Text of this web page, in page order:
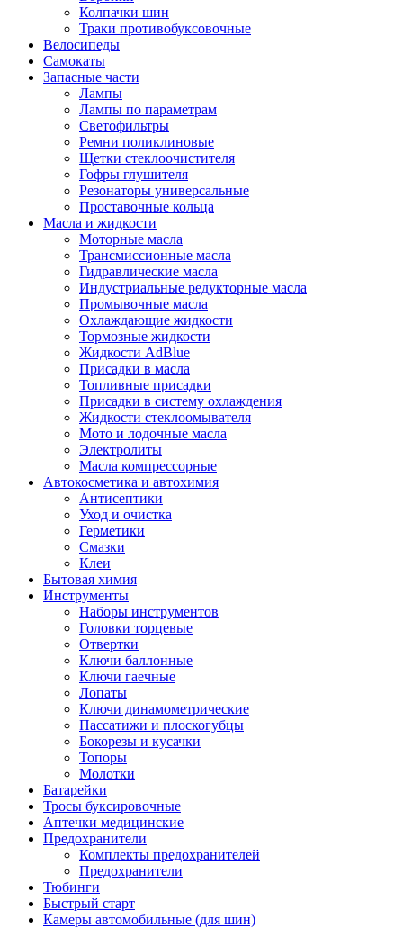
Колпачки шин
Траки противобуксовочные
Велосипеды
Самокаты
Запасные части
Лампы
Лампы по параметрам
Светофильтры
Ремни поликлиновые
Щетки стеклоочистителя
Гофры глушителя
Резонаторы универсальные
Проставочные кольца
Масла и жидкости
Моторные масла
Трансмиссионные масла
Гидравлические масла
Индустриальные редукторные масла
Промывочные масла
Охлаждающие жидкости
Тормозные жидкости
Жидкости AdBlue
Присадки в масла
Топливные присадки
Присадки в систему охлаждения
Жидкости стеклоомывателя
Мото и лодочные масла
Электролиты
Масла компрессорные
Автокосметика и автохимия
Антисептики
Уход и очистка
Герметики
Смазки
Клеи
Бытовая химия
Инструменты
Наборы инструментов
Головки торцевые
Отвертки
Ключи баллонные
Ключи гаечные
Лопаты
Ключи динамометрические
Пассатижи и плоскогубцы
Бокорезы и кусачки
Топоры
Молотки
Батарейки
Тросы буксировочные
Аптечки медицинские
Предохранители
Комплекты предохранителей
Предохранители
Тюбинги
Быстрый старт
Камеры автомобильные (для шин)